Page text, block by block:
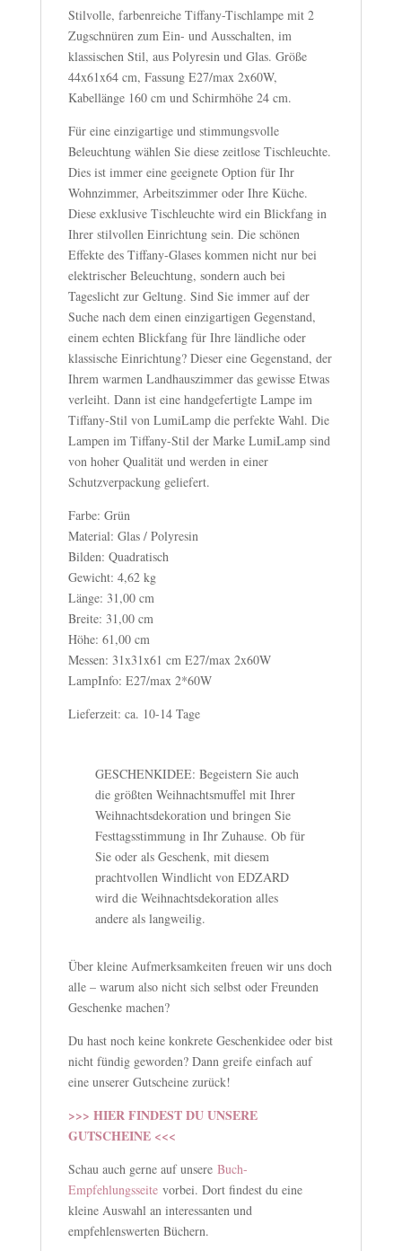
Stilvolle, farbenreiche Tiffany-Tischlampe mit 2
Zugschnüren zum Ein- und Ausschalten, im
klassischen Stil, aus Polyresin und Glas. Größe
44x61x64 cm, Fassung E27/max 2x60W,
Kabellänge 160 cm und Schirmhöhe 24 cm.
Für eine einzigartige und stimmungsvolle
Beleuchtung wählen Sie diese zeitlose Tischleuchte.
Dies ist immer eine geeignete Option für Ihr
Wohnzimmer, Arbeitszimmer oder Ihre Küche.
Diese exklusive Tischleuchte wird ein Blickfang in
Ihrer stilvollen Einrichtung sein. Die schönen
Effekte des Tiffany-Glases kommen nicht nur bei
elektrischer Beleuchtung, sondern auch bei
Tageslicht zur Geltung. Sind Sie immer auf der
Suche nach dem einen einzigartigen Gegenstand,
einem echten Blickfang für Ihre ländliche oder
klassische Einrichtung? Dieser eine Gegenstand, der
Ihrem warmen Landhauszimmer das gewisse Etwas
verleiht. Dann ist eine handgefertigte Lampe im
Tiffany-Stil von LumiLamp die perfekte Wahl. Die
Lampen im Tiffany-Stil der Marke LumiLamp sind
von hoher Qualität und werden in einer
Schutzverpackung geliefert.
Farbe: Grün
Material: Glas / Polyresin
Bilden: Quadratisch
Gewicht: 4,62 kg
Länge: 31,00 cm
Breite: 31,00 cm
Höhe: 61,00 cm
Messen: 31x31x61 cm E27/max 2x60W
LampInfo: E27/max 2*60W
Lieferzeit: ca. 10-14 Tage
GESCHENKIDEE: Begeistern Sie auch
die größten Weihnachtsmuffel mit Ihrer
Weihnachtsdekoration und bringen Sie
Festtagsstimmung in Ihr Zuhause. Ob für
Sie oder als Geschenk, mit diesem
prachtvollen Windlicht von EDZARD
wird die Weihnachtsdekoration alles
andere als langweilig.
Über kleine Aufmerksamkeiten freuen wir uns doch
alle – warum also nicht sich selbst oder Freunden
Geschenke machen?
Du hast noch keine konkrete Geschenkidee oder bist
nicht fündig geworden? Dann greife einfach auf
eine unserer Gutscheine zurück!
>>> HIER FINDEST DU UNSERE
GUTSCHEINE <<<
Schau auch gerne auf unsere Buch-
Empfehlungsseitevorbei. Dort findest du eine
kleine Auswahl an interessanten und
empfehlenswerten Büchern.